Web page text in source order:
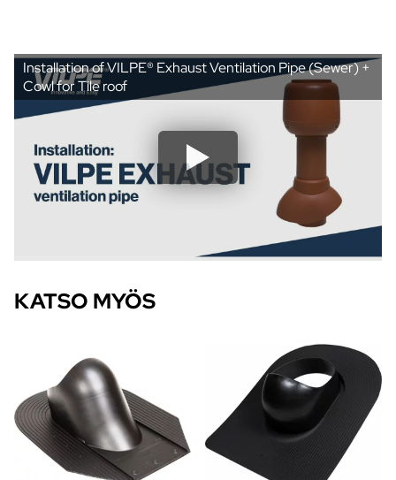
Installation of VILPE® Exhaust Ventilation Pipe (Sewer) +
Cowl for Tile roof
KATSO MYÖS